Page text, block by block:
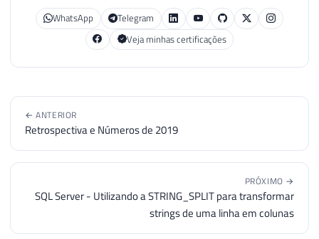
WhatsApp
Telegram
Veja minhas certificações
← ANTERIOR
Retrospectiva e Números de 2019
PRÓXIMO →
SQL Server - Utilizando a STRING_SPLIT para transformar
strings de uma linha em colunas